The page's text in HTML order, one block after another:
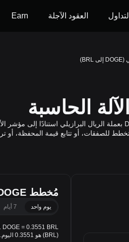
التداول العقود الآجلة Earn
مُخطط DOGE إلى BRL
يوم واحد 7 أيام
(BRL) هو 0.3551 اليوم.